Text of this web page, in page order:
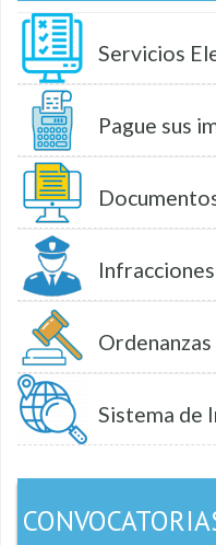
Servicios
Pague sus
Infracciones
Ordenanzas
Sistema de